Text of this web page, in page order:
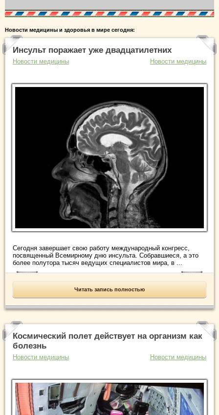
Новости медицины и здоровья в мире сегодня:
Инсульт поражает уже двадцатилетних
Новости медицины Новости медицины
Сегодня завершает свою работу международный конгресс,
посвященный Всемирному дню инсульта. Собравшиеся, а это
более полутора тысяч ведущих специалистов мира, в ...
Читать запись полностью
Космический полет действует на организм как
болезнь
Новости медицины Новости медицины